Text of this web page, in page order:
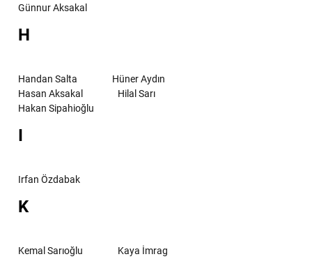
Günnur Aksakal
H
Handan Salta
Hüner Aydın
Hasan Aksakal
Hilal Sarı
Hakan Sipahioğlu
I
Irfan Özdabak
K
Kemal Sarıoğlu Kaya İmrag